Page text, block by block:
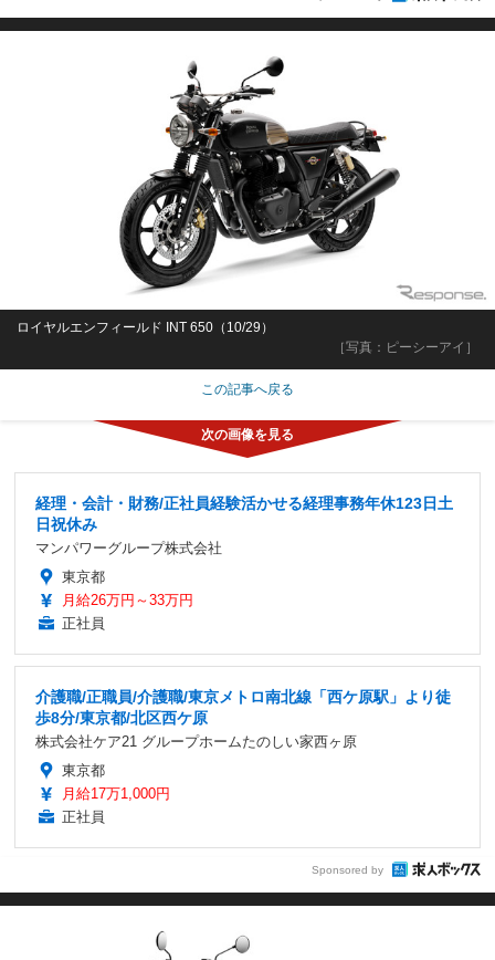
［写真：ピーシーアイ］
ロイヤルエンフィールド INT 650（10/29）
この記事へ戻る
経理・会計・財務/正社員経験活かせる経理事務年休123日土
日祝休み
マンパワーグループ株式会社
東京都
月給26万円～33万円
正社員
介護職/正職員/介護職/東京メトロ南北線「西ケ原駅」より徒
歩8分/東京都/北区西ケ原
株式会社ケア21 グループホームたのしい家西ヶ原
東京都
月給17万1,000円
正社員
Sponsored by